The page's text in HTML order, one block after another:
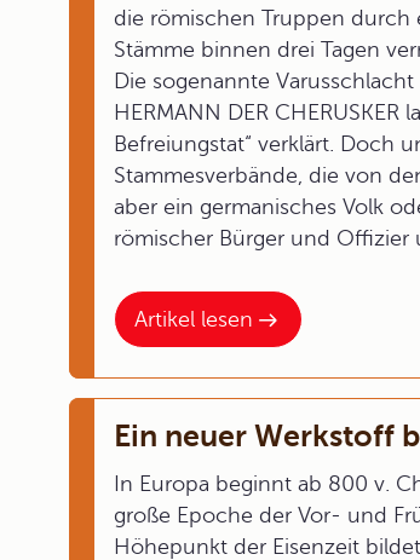
Artikel lesen
die römischen Truppen durch
Stämme binnen drei Tagen
Die sogenannte
HERMANN DER
Befreiungstat“ verklärt. Doch
Stammesverbände, die von
aber ein germanisches Volk
römischer Bürger und Offizier
Ein neuer Werkstoff
In Europa beginnt ab 800 v.
große Epoche der Vor- und
Höhepunkt der Eisenzeit